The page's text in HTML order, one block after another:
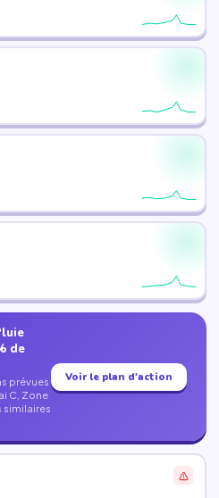
de
prévues
C, Zone
similaires
Voir le plan d'action